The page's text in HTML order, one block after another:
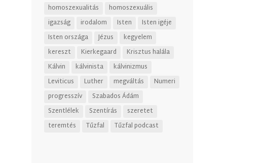
homoszexualitás
homoszexuális
igazság
irodalom Isten
Isten igéje
Isten országa
Jézus
kegyelem
kereszt
Kierkegaard
Krisztus halála
Kálvin
kálvinista
kálvinizmus
Leviticus
Luther megváltás
Numeri
progresszív
Szabados Ádám
Szentlélek
Szentírás
szeretet
teremtés
Tűzfal Tűzfal podcast